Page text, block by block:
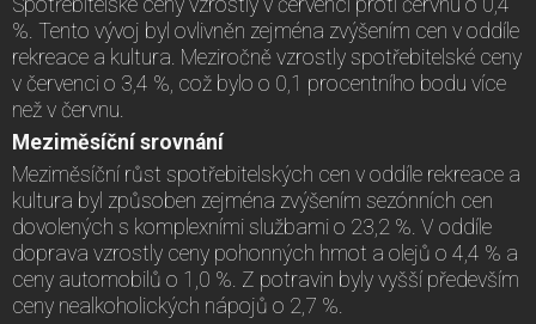
%. Tento vývoj byl ovlivněn zejména zvýšením cen v oddíle
rekreace a kultura. Meziročně vzrostly spotřebitelské ceny
v červenci o 3,4 %, což bylo o 0,1 procentního bodu více
než v červnu.
Meziměsíční srovnání
Meziměsíční růst spotřebitelských cen v oddíle rekreace a
kultura byl způsoben zejména zvýšením sezónních cen
dovolených s komplexními službami o 23,2 %. V oddíle
doprava vzrostly ceny pohonných hmot a olejů o 4,4 % a
ceny automobilů o 1,0 %. Z potravin byly vyšší především
ceny nealkoholických nápojů o 2,7 %.